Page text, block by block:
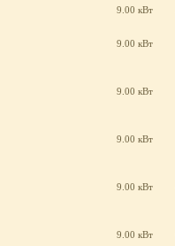
9.00 кВт
9.00 кВт
9.00 кВт
9.00 кВт
9.00 кВт
9.00 кВт